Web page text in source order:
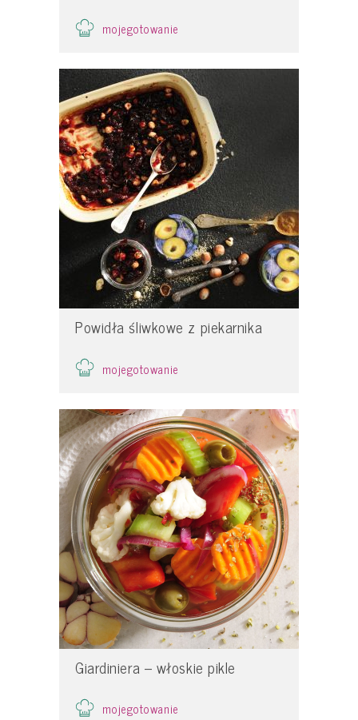
mojegotowanie
Powidła śliwkowe z piekarnika
mojegotowanie
Giardiniera – włoskie pikle
mojegotowanie